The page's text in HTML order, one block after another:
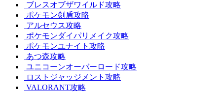
ブレスオブザワイルド攻略
ポケモン剣盾攻略
アルセウス攻略
ポケモンダイパリメイク攻略
ポケモンユナイト攻略
あつ森攻略
ユニコーンオーバーロード攻略
ロストジャッジメント攻略
VALORANT攻略